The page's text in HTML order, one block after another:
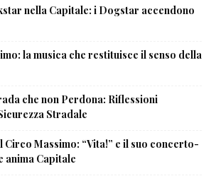
nella Capitale: i Dogstar accendono
la musica che restituisce il senso della
che non Perdona: Riflessioni
Stradale
Circo Massimo: “Vita!” e il suo concerto-
anima Capitale